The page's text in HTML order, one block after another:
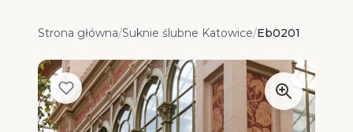
Strona główna/Suknie ślubne Katowice/Eb0201